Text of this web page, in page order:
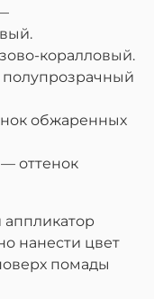
коралловый.
обжаренных
оттенок
нанести цвет
помады